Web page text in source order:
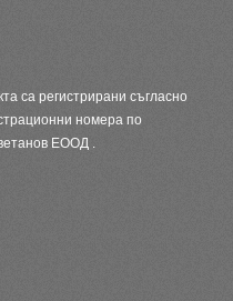
са регистрирани съгласно
номера по
ЕООД .